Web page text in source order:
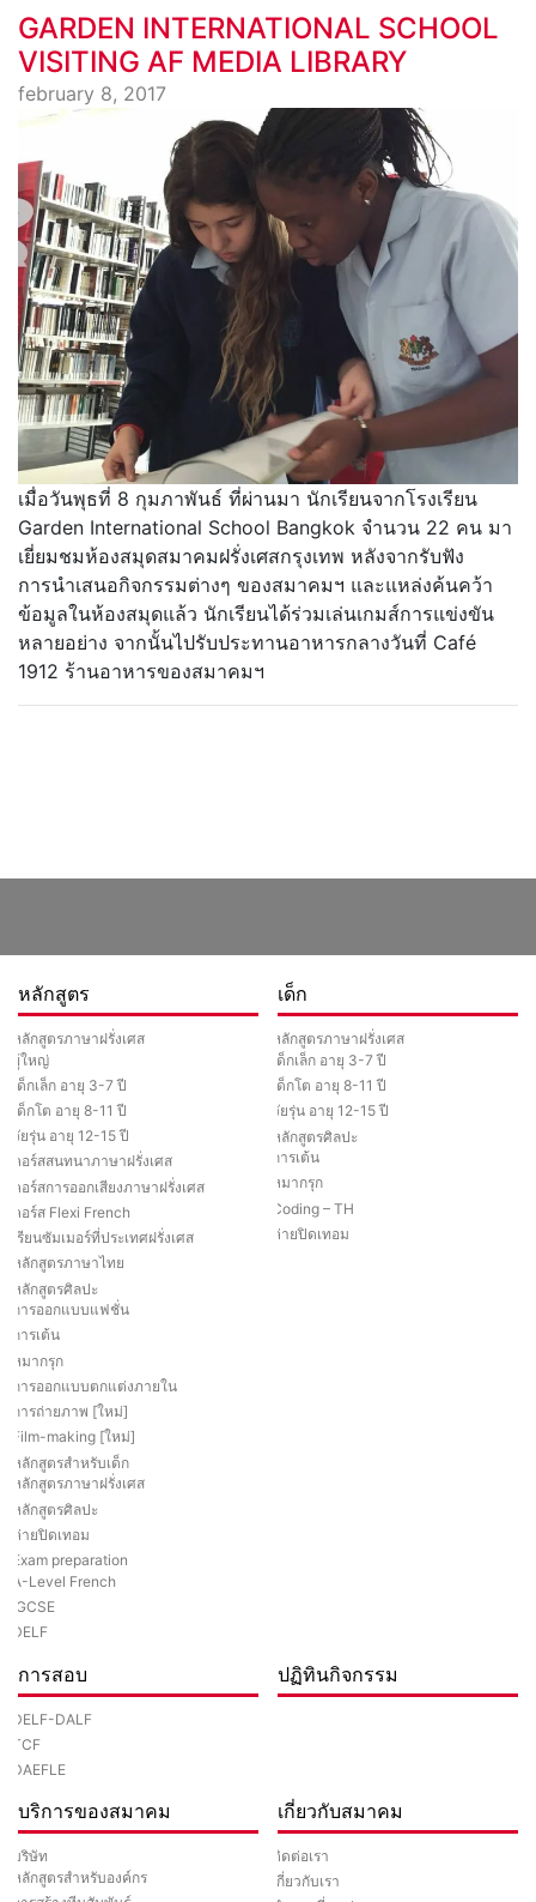
GARDEN INTERNATIONAL SCHOOL
VISITING AF MEDIA LIBRARY
february 8, 2017
เมื่อวันพุธที่ 8 กุมภาพันธ์ ที่ผ่านมา นักเรียนจากโรงเรียน
Garden International School Bangkok จำนวน 22 คน มา
เยี่ยมชมห้องสมุดสมาคมฝรั่งเศสกรุงเทพ หลังจากรับฟัง
การนำเสนอกิจกรรมต่างๆ ของสมาคมฯ และแหล่งค้นคว้า
ข้อมูลในห้องสมุดแล้ว นักเรียนได้ร่วมเล่นเกมส์การแข่งขัน
หลายอย่าง จากนั้นไปรับประทานอาหารกลางวันที่ Café
1912 ร้านอาหารของสมาคมฯ
หลักสูตร
หลักสูตรภาษาฝรั่งเศส
ผู้ใหญ่
เด็กเล็ก อายุ 3-7 ปี
เด็กโต อายุ 8-11 ปี
วัยรุ่น อายุ 12-15 ปี
คอร์สสนทนาภาษาฝรั่งเศส
คอร์สการออกเสียงภาษาฝรั่งเศส
คอร์ส Flexi French
เรียนซัมเมอร์ที่ประเทศฝรั่งเศส
หลักสูตรภาษาไทย
หลักสูตรศิลปะ
การออกแบบแฟชั่น
การเต้น
หมากรุก
การออกแบบตกแต่งภายใน
การถ่ายภาพ [ใหม่]
Film-making [ใหม่]
หลักสูตรสำหรับเด็ก
หลักสูตรภาษาฝรั่งเศส
หลักสูตรศิลปะ
ค่ายปิดเทอม
Exam preparation
A-Level French
IGCSE
DELF
เด็ก
หลักสูตรภาษาฝรั่งเศส
เด็กเล็ก อายุ 3-7 ปี
เด็กโต อายุ 8-11 ปี
วัยรุ่น อายุ 12-15 ปี
หลักสูตรศิลปะ
การเต้น
หมากรุก
Coding – TH
ค่ายปิดเทอม
การสอบ
DELF-DALF
TCF
DAEFLE
ปฏิทินกิจกรรม
บริการของสมาคม
บริษัท
หลักสูตรสำหรับองค์กร
เกี่ยวกับสมาคม
ติดต่อเรา
เกี่ยวกับเรา